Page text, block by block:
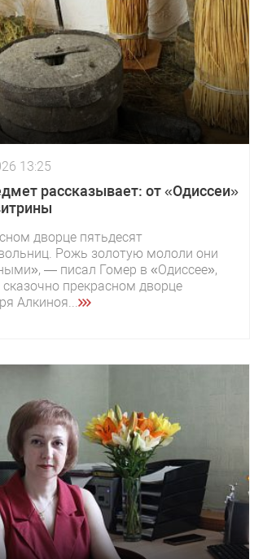
13:25
рассказывает: от «Одиссеи»
дворце пятьдесят
Рожь золотую мололи они
— писал Гомер в «Одиссее»,
прекрасном дворце
Алкиноя...